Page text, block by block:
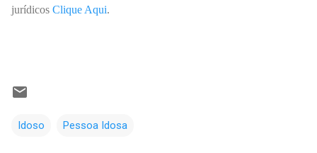
jurídicos Clique Aqui.
Idoso Pessoa Idosa